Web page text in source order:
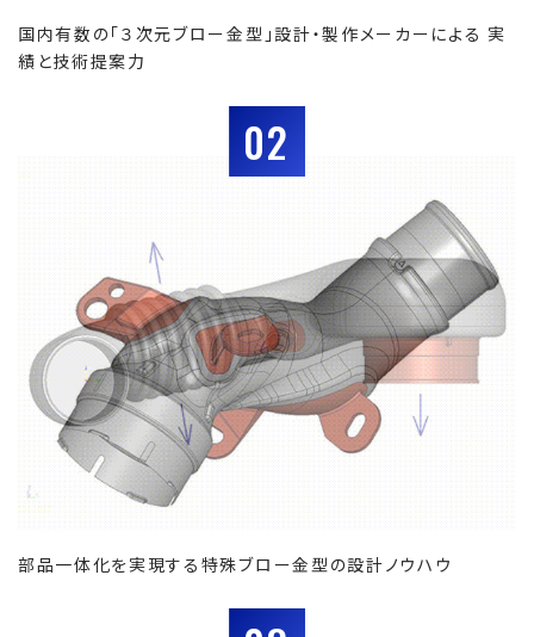
国内有数の「３次元ブロー金型」設計・製作メーカーによる 実
績と技術提案力
02
部品一体化を実現する特殊ブロー金型の設計ノウハウ